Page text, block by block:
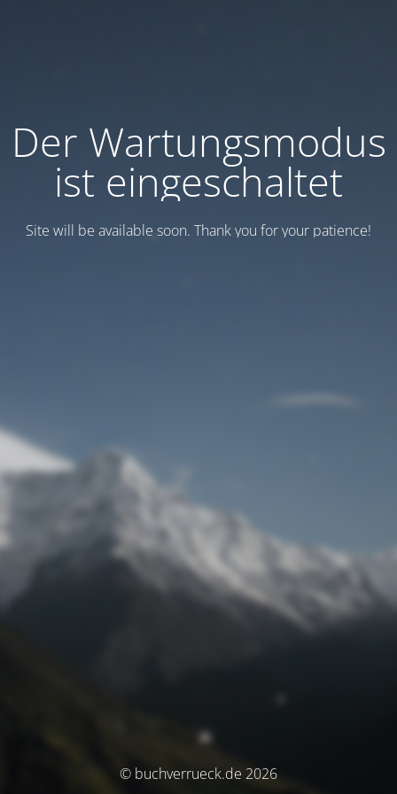
Der Wartungsmodus
ist eingeschaltet
Site will be available soon. Thank you for your patience!
© buchverrueck.de 2026